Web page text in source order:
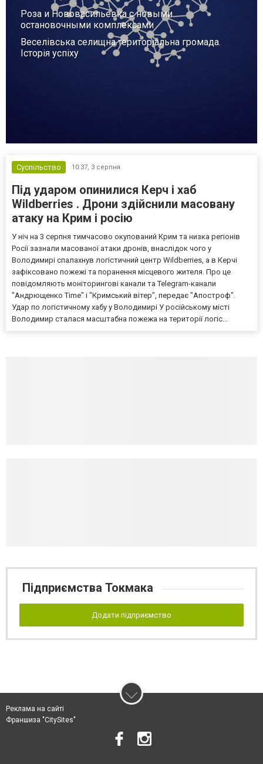
Роза и Нововасильевка с новыми
остановочными комплексами
Веселівська селищна територіальна громада.
Історія успіху
Суспільство 10:37, 3 серпня
Під ударом опинилися Керч і хаб
Wildberries . Дрони здійснили масовану
атаку на Крим і росію
У ніч на 3 серпня тимчасово окупований Крим та низка регіонів
Росії зазнали масованої атаки дронів, внаслідок чого у
Володимирі спалахнув логістичний центр Wildberries, а в Керчі
зафіксовано пожежі та поранення місцевого жителя. Про це
повідомляють моніторингові канали та Telegram-канали
"Андрющенко Time" і "Кримський вітер", передає "Апостроф".
Удар по логістичному хабу у Володимирі У російському місті
Володимир сталася масштабна пожежа на території логіс...
Підприємства Токмака
Додати підприємство
Реклама на сайті
Франшиза "CitySites"